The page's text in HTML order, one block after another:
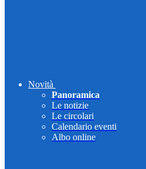
Novità
Panoramica
Le notizie
Le circolari
Calendario eventi
Albo online